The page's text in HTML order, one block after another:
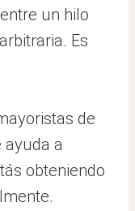
un hilo
Es
de
ayuda a
obteniendo